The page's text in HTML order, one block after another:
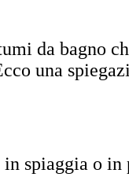
da bagno
una
spiaggia o in